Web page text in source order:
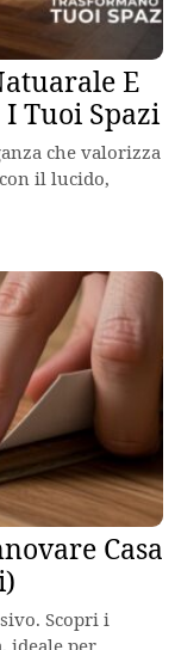
E
Tuoi Spazi
che valorizza
il lucido,
Casa
Scopri i